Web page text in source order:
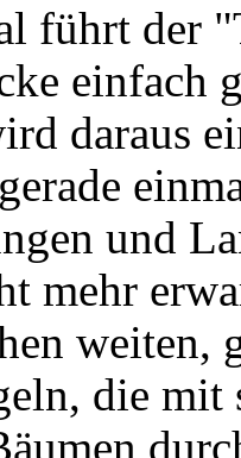
führt der
einfach
daraus
und
mehr
weiten,
die mit